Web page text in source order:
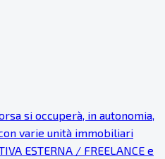
si occuperà, in autonomia,
con varie unità immobiliari
ESTERNA / FREELANCE e